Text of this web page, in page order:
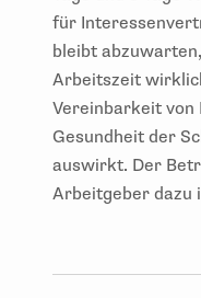
für
bleibt
Arbeitszeit
Vereinbarkeit von
Gesundheit der
auswirkt. Der
Arbeitgeber dazu